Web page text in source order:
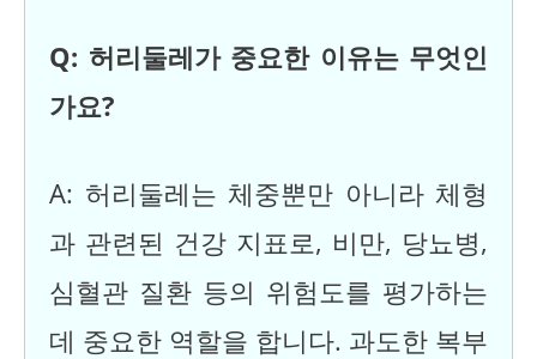
Q: 허리둘레가 중요한 이유는 무엇인
가요?
A: 허리둘레는 체중뿐만 아니라 체형
과 관련된 건강 지표로, 비만, 당뇨병,
심혈관 질환 등의 위험도를 평가하는
데 중요한 역할을 합니다. 과도한 복부